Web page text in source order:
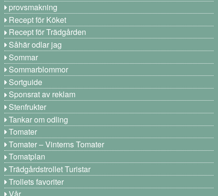
provsmakning
Recept för Köket
Recept för Trädgården
Såhär odlar jag
Sommar
Sommarblommor
Sortguide
Sponsrat av reklam
Stenfrukter
Tankar om odling
Tomater
Tomater – Vinterns Tomater
Tomatplan
Trädgårdstrollet Turistar
Trollets favoriter